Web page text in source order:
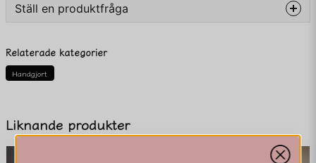
Liknande produkter
Ställ en produktfråga
Fråga oss något om denna produkten...
Namn
Relaterade kategorier
Handgjort